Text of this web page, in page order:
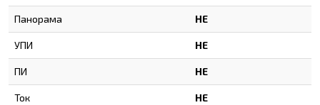
Панорама НЕ
УПИ НЕ
ПИ НЕ
Ток НЕ